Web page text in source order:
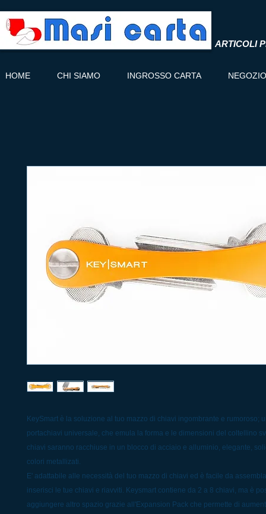
ARTICOLI
HOME CHI SIAMO INGROSSO CARTA NEGOZIO
KeySmart è la soluzione al tuo mazzo di chiavi ingombrante e rumoroso;
portachiavi universale, che emula la forma e le dimensioni del coltellino
chiavi saranno racchiuse in un blocco di acciaio e alluminio, elegante,
colori metallizati.
E' adattabile alle necessità del tuo mazzo di chiavi ed è facile da
inserisci le tue chiavi e riavviti. Keysmart contiene da 2 a 8 chiavi, ma è
aggiungere altro spazio grazie all'Expansion Pack che permette di